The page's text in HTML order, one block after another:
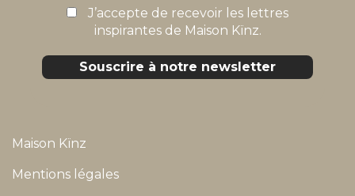
J’accepte de recevoir les lettres
inspirantes de Maison Kïnz.
Maison Kïnz
Mentions légales